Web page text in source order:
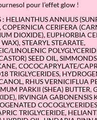
pour l’effet glow !
: HELIANTHUS ANNUUS
CERIFERA
DIOXIDE), EUPHORBIA
STEARYL STEARATE,
LINOLENIC
SEED OIL,
COCOCAPRYLATE/
TRIGLYCERIDES,
RHUS VERNICIFLUA
PARKII (SHEA) BUTTER,
IRVINGIA GABONENSIS
TRIGLYCERIDE,